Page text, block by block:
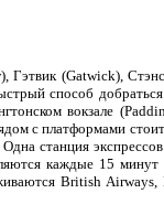
(Gatwick),
способ
вокзале
с платформами
станция
каждые 15
British